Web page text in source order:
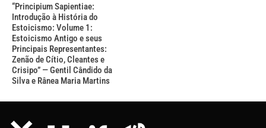
“Principium Sapientiae:
Introdução à História do
Estoicismo: Volume 1:
Estoicismo Antigo e seus
Principais Representantes:
Zenão de Cítio, Cleantes e
Crisipo” — Gentil Cândido da
Silva e Rânea Maria Martins